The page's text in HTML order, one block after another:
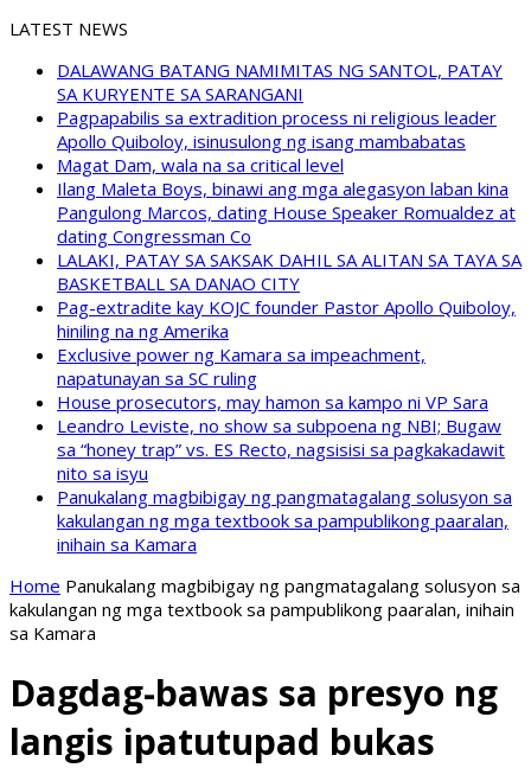
LATEST NEWS
DALAWANG BATANG NAMIMITAS NG SANTOL, PATAY
SA KURYENTE SA SARANGANI
Pagpapabilis sa extradition process ni religious leader
Apollo Quiboloy, isinusulong ng isang mambabatas
Magat Dam, wala na sa critical level
Ilang Maleta Boys, binawi ang mga alegasyon laban kina
Pangulong Marcos, dating House Speaker Romualdez at
dating Congressman Co
LALAKI, PATAY SA SAKSAK DAHIL SA ALITAN SA TAYA SA
BASKETBALL SA DANAO CITY
Pag-extradite kay KOJC founder Pastor Apollo Quiboloy,
hiniling na ng Amerika
Exclusive power ng Kamara sa impeachment,
napatunayan sa SC ruling
House prosecutors, may hamon sa kampo ni VP Sara
Leandro Leviste, no show sa subpoena ng NBI; Bugaw
sa “honey trap” vs. ES Recto, nagsisisi sa pagkakadawit
nito sa isyu
Panukalang magbibigay ng pangmatagalang solusyon sa
kakulangan ng mga textbook sa pampublikong paaralan,
inihain sa Kamara
Home Panukalang magbibigay ng pangmatagalang solusyon sa
kakulangan ng mga textbook sa pampublikong paaralan, inihain
sa Kamara
Dagdag-bawas sa presyo ng
langis ipatutupad bukas